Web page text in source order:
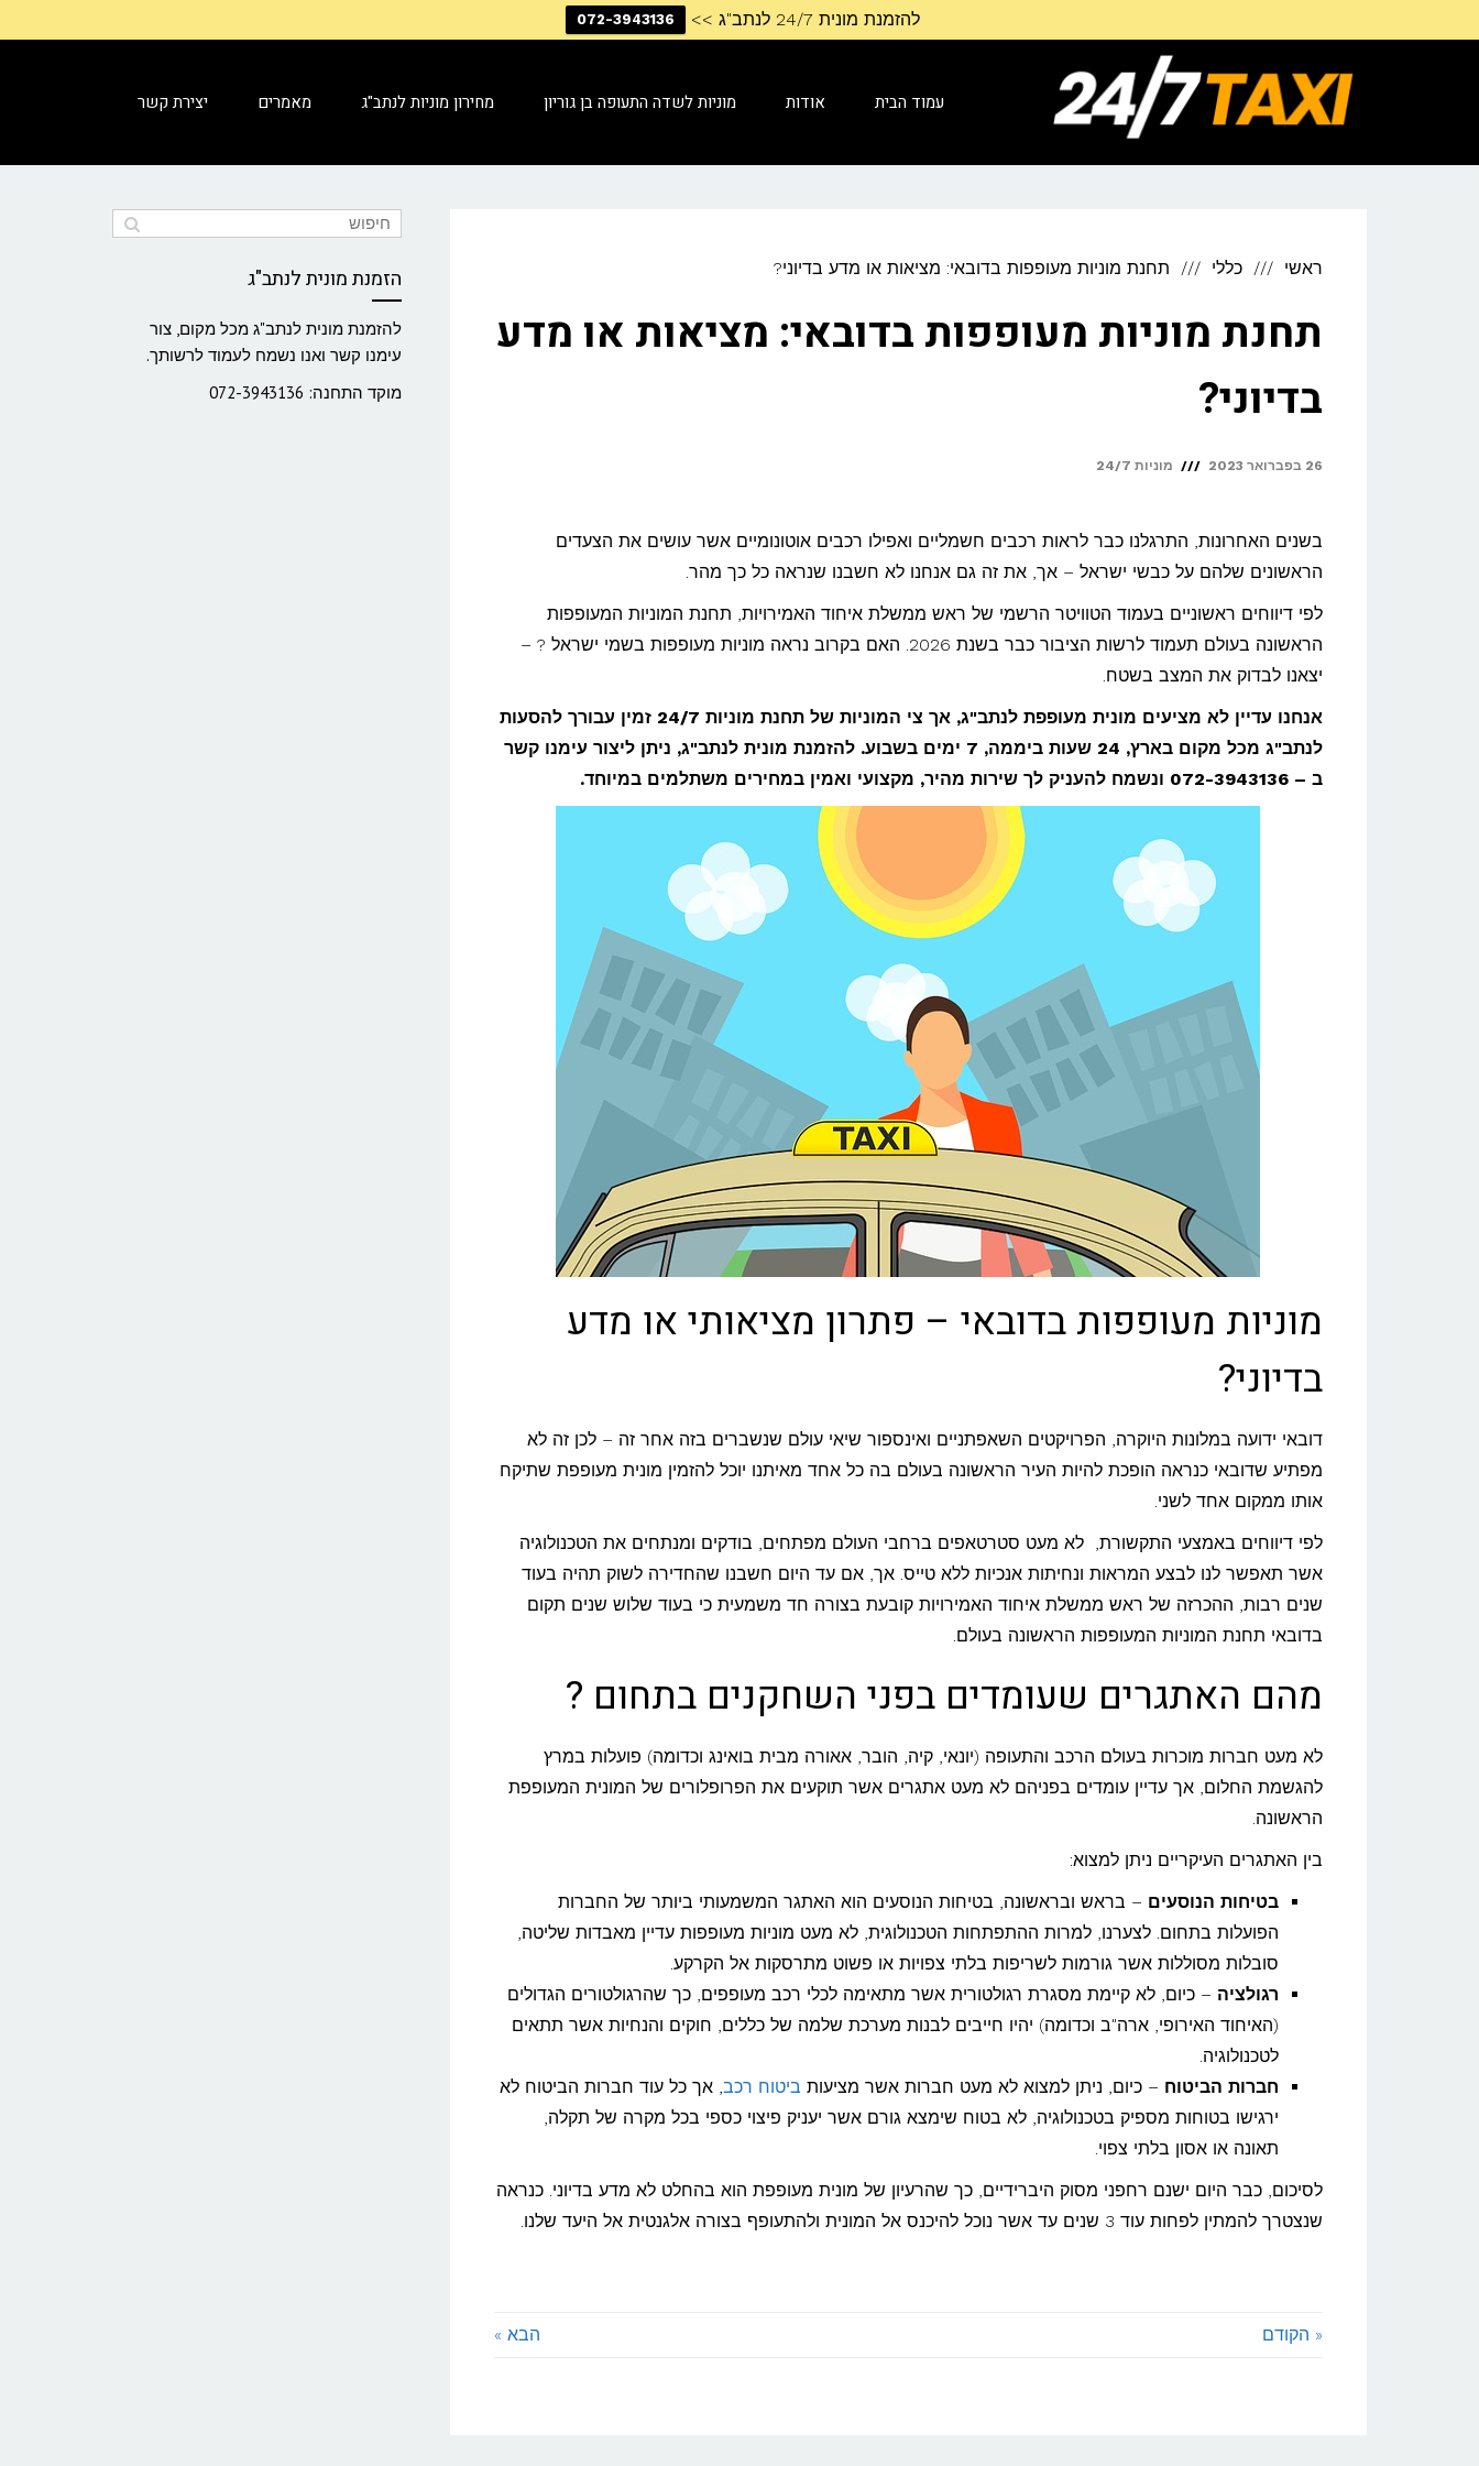
להזמנת מונית 24/7 לנתב"ג >> 072-3943136
עמוד הבית אודות מוניות לשדה התעופה בן גוריון מחירון מוניות לנתב"ג מאמרים יצירת קשר
ראשי כללי תחנת מוניות מעופפות בדובאי: מציאות או מדע בדיוני?
תחנת מוניות מעופפות בדובאי: מציאות או מדע
בדיוני?
26 בפברואר 2023 מוניות 24/7
בשנים האחרונות, התרגלנו כבר לראות רכבים חשמליים ואפילו רכבים אוטונומיים אשר עושים את הצעדים
הראשונים שלהם על כבשי ישראל – אך, את זה גם אנחנו לא חשבנו שנראה כל כך מהר.
לפי דיווחים ראשוניים בעמוד הטוויטר הרשמי של ראש ממשלת איחוד האמירויות, תחנת המוניות המעופפות
הראשונה בעולם תעמוד לרשות הציבור כבר בשנת 2026. האם בקרוב נראה מוניות מעופפות בשמי ישראל ? –
יצאנו לבדוק את המצב בשטח.
אנחנו עדיין לא מציעים מונית מעופפת לנתב"ג, אך צי המוניות של תחנת מוניות 24/7 זמין עבורך להסעות
לנתב"ג מכל מקום בארץ, 24 שעות ביממה, 7 ימים בשבוע. להזמנת מונית לנתב"ג, ניתן ליצור עימנו קשר
ב – 072-3943136 ונשמח להעניק לך שירות מהיר, מקצועי ואמין במחירים משתלמים במיוחד.
מוניות מעופפות בדובאי – פתרון מציאותי או מדע
בדיוני?
דובאי ידועה במלונות היוקרה, הפרויקטים השאפתניים ואינספור שיאי עולם שנשברים בזה אחר זה – לכן זה לא
מפתיע שדובאי כנראה הופכת להיות העיר הראשונה בעולם בה כל אחד מאיתנו יוכל להזמין מונית מעופפת שתיקח
אותו ממקום אחד לשני.
לפי דיווחים באמצעי התקשורת, לא מעט סטרטאפים ברחבי העולם מפתחים, בודקים ומנתחים את הטכנולוגיה
אשר תאפשר לנו לבצע המראות ונחיתות אנכיות ללא טייס. אך, אם עד היום חשבנו שהחדירה לשוק תהיה בעוד
שנים רבות, ההכרזה של ראש ממשלת איחוד האמירויות קובעת בצורה חד משמעית כי בעוד שלוש שנים תקום
בדובאי תחנת המוניות המעופפות הראשונה בעולם.
מהם האתגרים שעומדים בפני השחקנים בתחום ?
לא מעט חברות מוכרות בעולם הרכב והתעופה (יונאי, קיה, הובר, אאורה מבית בואינג וכדומה) פועלות במרץ
להגשמת החלום, אך עדיין עומדים בפניהם לא מעט אתגרים אשר תוקעים את הפרופלורים של המונית המעופפת
הראשונה.
בין האתגרים העיקריים ניתן למצוא:
בטיחות הנוסעים – בראש ובראשונה, בטיחות הנוסעים הוא האתגר המשמעותי ביותר של החברות
הפועלות בתחום. לצערנו, למרות ההתפתחות הטכנולוגית, לא מעט מוניות מעופפות עדיין מאבדות שליטה,
סובלות מסוללות אשר גורמות לשריפות בלתי צפויות או פשוט מתרסקות אל הקרקע.
רגולציה – כיום, לא קיימת מסגרת רגולטורית אשר מתאימה לכלי רכב מעופפים, כך שהרגולטורים הגדולים
(האיחוד האירופי, ארה"ב וכדומה) יהיו חייבים לבנות מערכת שלמה של כללים, חוקים והנחיות אשר תתאים
לטכנולוגיה.
חברות הביטוח – כיום, ניתן למצוא לא מעט חברות אשר מציעות ביטוח רכב, אך כל עוד חברות הביטוח לא
ירגישו בטוחות מספיק בטכנולוגיה, לא בטוח שימצא גורם אשר יעניק פיצוי כספי בכל מקרה של תקלה,
תאונה או אסון בלתי צפוי.
לסיכום, כבר היום ישנם רחפני מסוק היברידיים, כך שהרעיון של מונית מעופפת הוא בהחלט לא מדע בדיוני. כנראה
שנצטרך להמתין לפחות עוד 3 שנים עד אשר נוכל להיכנס אל המונית ולהתעופף בצורה אלגנטית אל היעד שלנו.
« הקודם הבא »
הזמנת מונית לנתב"ג
להזמנת מונית לנתב"ג מכל מקום, צור
עימנו קשר ואנו נשמח לעמוד לרשותך.
מוקד התחנה: 072-3943136